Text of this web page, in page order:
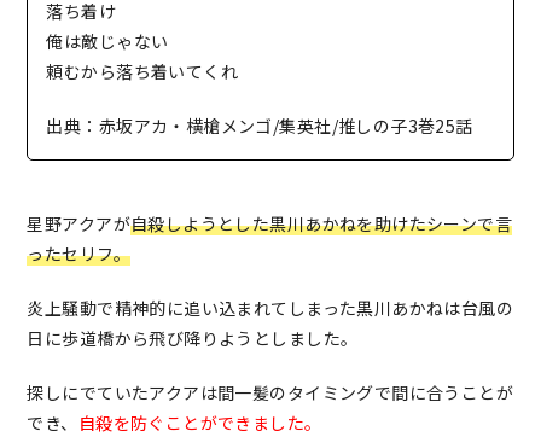
落ち着け
俺は敵じゃない
頼むから落ち着いてくれ
出典：赤坂アカ・横槍メンゴ/集英社/推しの子3巻25話
星野アクアが自殺しようとした黒川あかねを助けたシーンで言
ったセリフ。
炎上騒動で精神的に追い込まれてしまった黒川あかねは台風の
日に歩道橋から飛び降りようとしました。
探しにでていたアクアは間一髪のタイミングで間に合うことが
でき、 自殺を防ぐことができました。